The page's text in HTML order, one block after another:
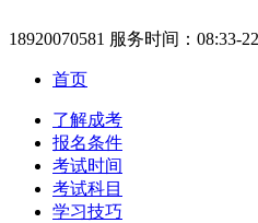
18920070581 服务时间：08:33-
首页
了解成考
报名条件
考试时间
考试科目
学习技巧